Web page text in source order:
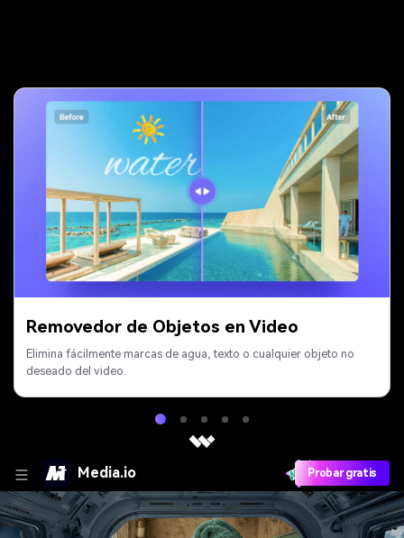
Removedor de Objetos en Video
Elimina fácilmente marcas de agua, texto o cualquier objeto no
deseado del video.
Media.io Probar gratis